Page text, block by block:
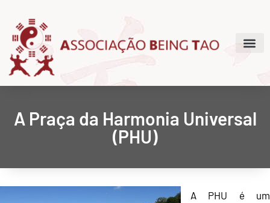
A Praça da Harmonia Universal
(PHU)
A PHU é um